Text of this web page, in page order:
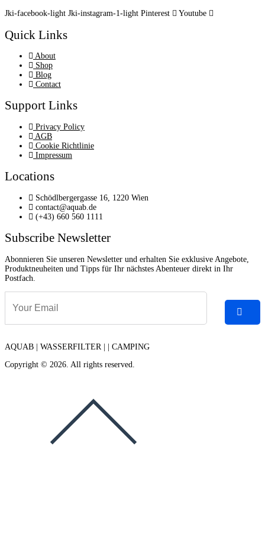
Jki-facebook-light Jki-instagram-1-light Pinterest Youtube
Quick Links
About
Shop
Blog
Contact
Support Links
Privacy Policy
AGB
Cookie Richtlinie
Impressum
Locations
Schödlbergergasse 16, 1220 Wien
contact@aquab.de
(+43) 660 560 1111
Subscribe Newsletter
Abonnieren Sie unseren Newsletter und erhalten Sie exklusive Angebote,
Produktneuheiten und Tipps für Ihr nächstes Abenteuer direkt in Ihr
Postfach.
AQUAB | WASSERFILTER | | CAMPING
Copyright © 2026. All rights reserved.